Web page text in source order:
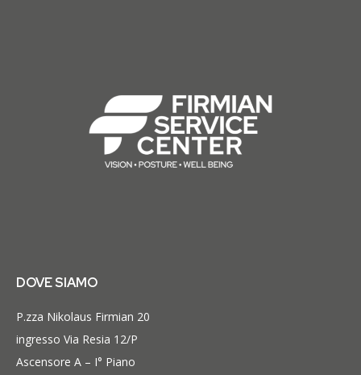
DOVE SIAMO
P.zza Nikolaus Firmian 20
ingresso Via Resia 12/P
Ascensore A – I° Piano